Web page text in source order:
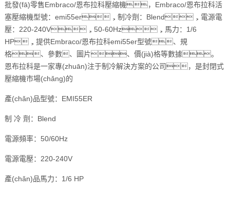
批發(fā)零售Embraco/恩布拉科壓縮機，Embraco/恩布拉科活
塞壓縮機型號：emi55er，制冷劑：Blend，電源電
壓：220-240V，50-60Hz，馬力：1/6
HP，提供Embraco/恩布拉科emi55er型號、規
格、參數、圖片、價(jià)格等數據。
恩布拉科是一家專(zhuān)注于制冷解決方案的公司，是封閉式
壓縮機市場(chǎng)的
產(chǎn)品型號：EMI55ER
制 冷 劑：Blend
電源頻率：50/60Hz
電源電壓：220-240V
產(chǎn)品馬力：1/6 HP